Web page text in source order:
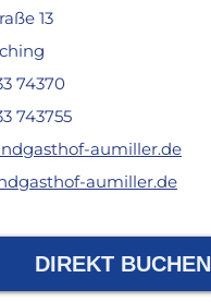
13
74370
743755
aumiller.de
aumiller.de
DIREKT BUCHEN